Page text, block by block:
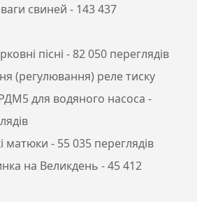
свиней - 143 437
пісні - 82 050 переглядів
(регулювання) реле тиску
для водяного насоса -
матюки - 55 035 переглядів
на Великдень - 45 412